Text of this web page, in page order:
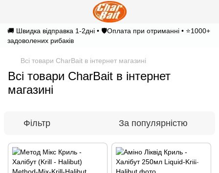
🚚 Швидка відправка 1-2дні • 🛡️Оплата при отриманні • ⭐1000+
задоволених рибаків
Всі товари CharBait в інтернет магазині
Всі товари CharBait в інтернет
магазині
Фільтр За популярністю